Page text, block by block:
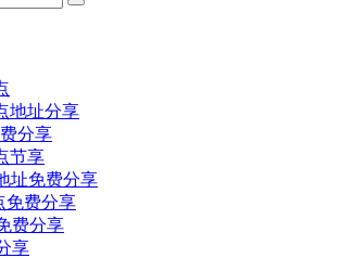
地址分享
分享
节享
址免费分享
免费分享
费分享
享